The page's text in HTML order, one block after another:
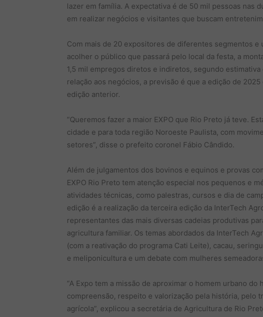
lazer em família. A expectativa é de 50 mil pessoas nas
em realizar negócios e visitantes que buscam
Com mais de 20 expositores de diferentes segmentos e
acolher o público que passará pelo local da festa, a
1,5 mil empregos diretos e indiretos, segundo
relação aos negócios, a previsão é que a edição de
edição anterior.
“Queremos fazer a maior EXPO que Rio Preto já teve.
cidade e para toda região Noroeste Paulista, com
setores”, disse o prefeito coronel Fábio Cândido.
Além de julgamentos dos bovinos e equinos e provas
EXPO Rio Preto tem atenção especial nos pequenos e
atividades técnicas, como palestras, cursos e dia de
edição é a realização da terceira edição da InterTech
representantes das mais diversas cadeias produtivas
agricultura familiar. Os temas abordados da InterTech
(com a reativação do programa Cati Leite), cacau,
e meliponicultura e um debate com mulheres
“A Expo tem a missão de aproximar o homem urbano
compreensão, respeito e valorização pela história, pelo
agrícola”, explicou a secretária de Agricultura de Rio